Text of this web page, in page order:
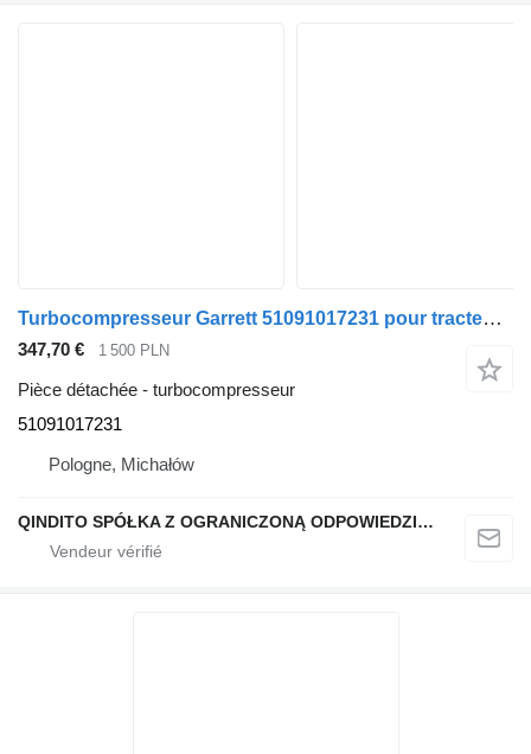
Turbocompresseur Garrett 51091017231 pour tracteur routier MAN TGX TGS
347,70 € 1 500 PLN
Pièce détachée - turbocompresseur
51091017231
Pologne, Michałów
QINDITO SPÓŁKA Z OGRANICZONĄ ODPOWIEDZIALNOŚCIĄ